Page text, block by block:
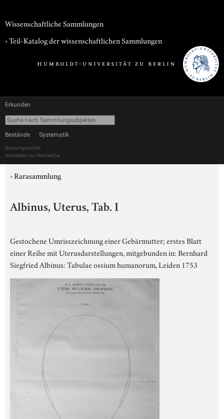
Wissenschaftliche Sammlungen
› Teil-Katalog der wissenschaftlichen Sammlungen
Erkunden
Bestände Systematik
Nutzungsrechte
Anmelden zur Recherche
›Rarasammlung
Albinus, Uterus, Tab. I
Gestochene Umrisszeichnung einer Gebärmutter; erstes Blatt
einer Reihe mit Uterusdarstellungen, mitgebunden in: Bernhard
Siegfried Albinus: Tabulae ossium humanorum, Leiden 1753